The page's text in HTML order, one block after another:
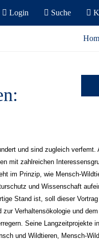
Login Suche
und sind zugleich
mit zahlreichen
im Prinzip, wie Mensch-
und Wissenschaft
Stand ist, soll dieser
Verhaltensökologie und
Seine Langzeitprojekte
und Wildtieren, Mensch-